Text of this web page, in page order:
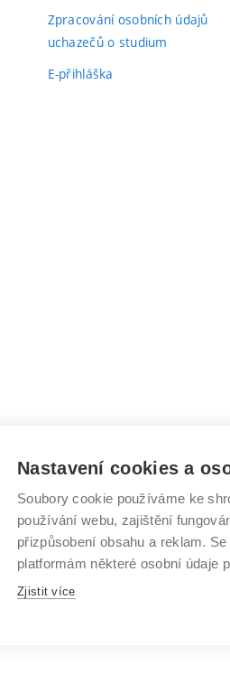
Zpracování osobních údajů
uchazečů o studium
E-přihláška
Vysoké
učení
technické
v
Nastavení cookies a
Soubory cookie používáme ke
používání webu, zajištění
přizpůsobení obsahu a reklam.
platformám některé osobní údaje
Zjistit více